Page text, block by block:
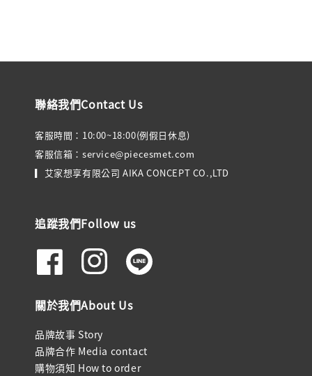
聯絡我們Contact Us
客服時間：10:00~18:00(例假日休息)
客服信箱：service@piecesmet.com
▎艾家想享有限公司 AIKA CONCEPT CO.,LTD
追蹤我們Follow us
關於我們About Us
品牌故事 Story
品牌合作 Media contact
購物須知 How to order